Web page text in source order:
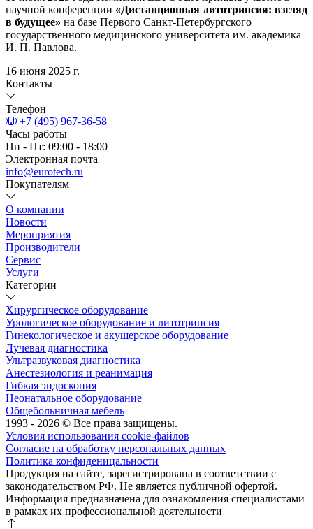
научной конференции «Дистанционная литотрипсия: взгляд
в будущее» на базе Первого Санкт-Петербургского
государственного медицинского университета им. академика
И. П. Павлова.
16 июня 2025 г.
Контакты
Телефон
+7 (495) 967-36-58
Часы работы
Пн - Пт: 09:00 - 18:00
Электронная почта
info@eurotech.ru
Покупателям
О компании
Новости
Мероприятия
Производители
Сервис
Услуги
Категории
Хирургическое оборудование
Урологическое оборудование и литотрипсия
Гинекологическое и акушерское оборудование
Лучевая диагностика
Ультразвуковая диагностика
Анестезиология и реанимация
Гибкая эндоскопия
Неонатальное оборудование
Общебольничная мебель
1993 - 2026 © Все права защищены.
Условия использования cookie-файлов
Согласие на обработку персональных данных
Политика конфиденицальности
Продукция на сайте, зарегистрирована в соответствии с
законодательством РФ. Не является публичной офертой.
Информация предназначена для ознакомления специалистами
в рамках их профессиональной деятельности